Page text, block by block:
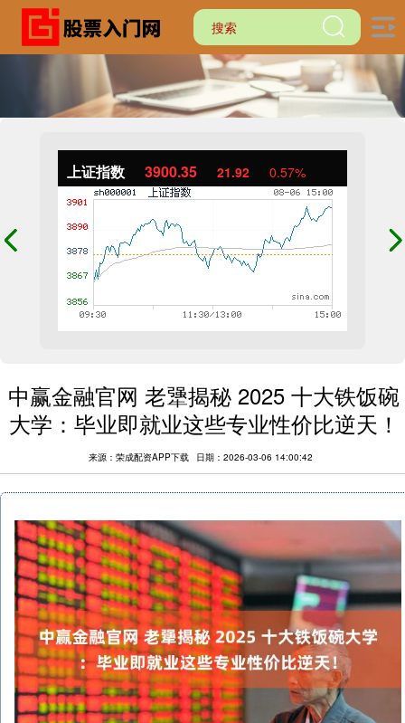
上证指数 3900.35 21.92 0.57%
中赢金融官网 老犟揭秘 2025 十大铁饭碗
大学：毕业即就业这些专业性价比逆天！
来源：荣成配资APP下载 日期：2026-03-06 14:00:42